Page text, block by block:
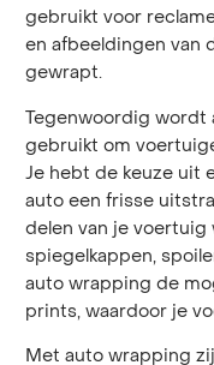
gebruikt voor
en afbeeldingen van
gewrapt.
Tegenwoordig wordt
gebruikt om
Je hebt de keuze uit
auto een frisse
delen van je voertuig
spiegelkappen,
auto wrapping de
prints, waardoor je
Metauto wrapping